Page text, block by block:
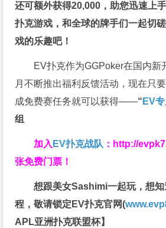
还可额外获得20,000，助您迅速上手
扑克游戏，和全球的牌手们一起切
戏的乐趣吧！
EV扑克作为GGPoker在国内新
月不断推出福利反馈活动，现在只
成免费赛任务就可以获得——“ EV
组
加入 EV扑克战队 ： http://
张免费门票！
想跟美女Sashimi一起玩，想
程，敬请锁定EV扑克官网(
APL亚洲扑克联盟杯】